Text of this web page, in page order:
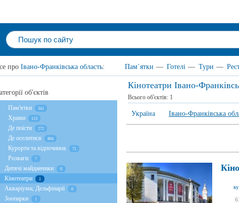
про Івано-Франківська область: Пам`ятки — Готелі — Тури —
Кінотеатри Івано-
Всього об'єктів: 1
Україна Івано-Франківська
об'єктів
Пам'ятки 341
Храми 113
Де поїсти 272
Де оселитися 804
Курорти та відпочинок 71
Розваги 7
Дитячі майданчики 0
Кінотеатри 1
Акваріуми, Дельфінарії 0
Зоопарки 1